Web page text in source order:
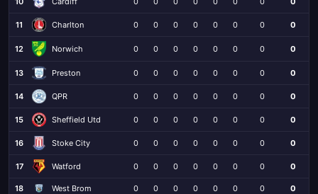
11 Charlton 0 0 0 0 0 0 0 0
12 Norwich 0 0 0 0 0 0 0 0
13 Preston 0 0 0 0 0 0 0 0
14 QPR 0 0 0 0 0 0 0 0
15 Sheffield Utd 0 0 0 0 0 0 0 0
16 Stoke City 0 0 0 0 0 0 0 0
17 Watford 0 0 0 0 0 0 0 0
18 West Brom 0 0 0 0 0 0 0 0